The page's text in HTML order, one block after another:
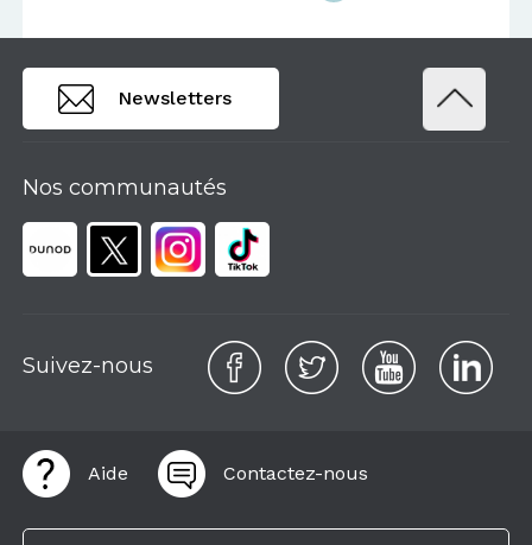
Newsletters
Nos communautés
Suivez-nous
Aide Contactez-nous